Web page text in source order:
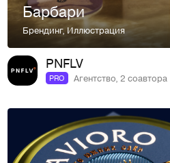
Барбари
Брендинг,Иллюстрация
PNFLV
PRO Агентство, 2 соавтора